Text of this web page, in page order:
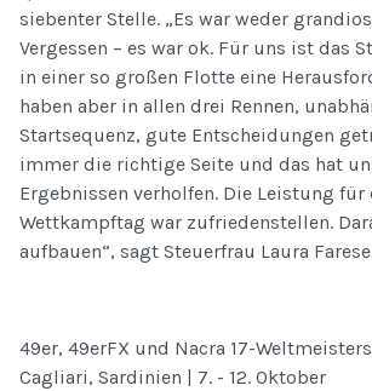
siebenter Stelle. „Es war weder
Vergessen – es war ok. Für uns ist das
in einer so großen Flotte eine
haben aber in allen drei Rennen,
Startsequenz, gute Entscheidungen
immer die richtige Seite und das hat
Ergebnissen verholfen. Die Leistung für
Wettkampftag war zufriedenstellen.
aufbauen“, sagt Steuerfrau Laura
49er, 49erFX und Nacra 17-
Cagliari, Sardinien | 7. - 12. Oktober